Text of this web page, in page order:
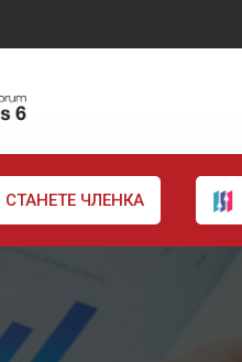
СТАНЕТЕ ЧЛЕНКА